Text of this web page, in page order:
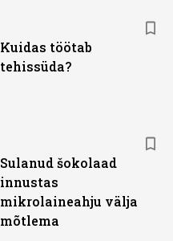
Kuidas töötab
tehissüda?
Sulanud šokolaad
innustas
mikrolaineahju välja
mõtlema